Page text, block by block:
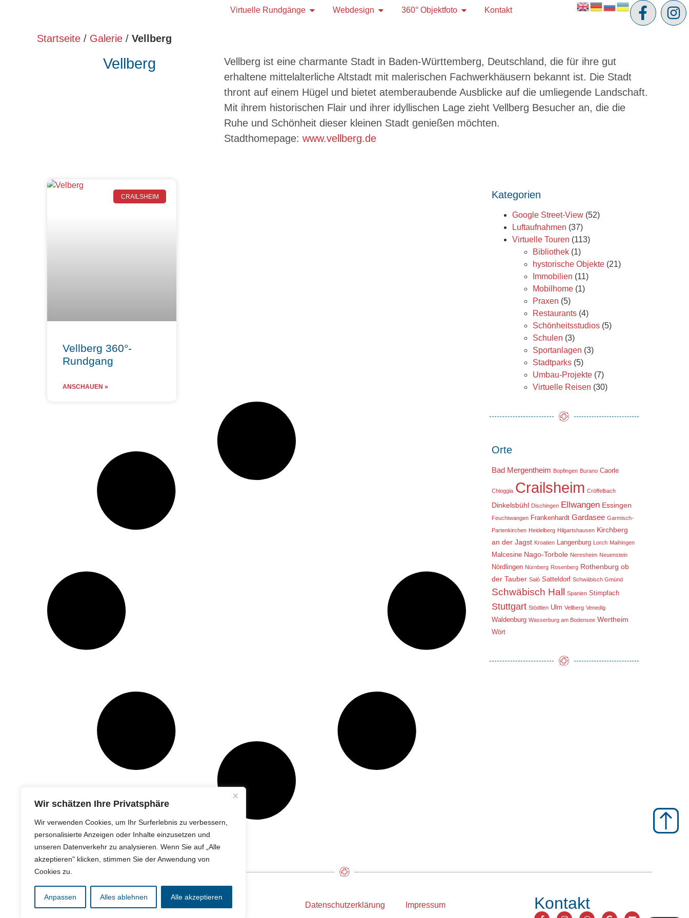
Wir schätzen Ihre Privatsphäre
Wir verwenden Cookies, um Ihr Surferlebnis zu verbessern,
personalisierte Anzeigen oder Inhalte einzusetzen und
unseren Datenverkehr zu analysieren. Wenn Sie auf „Alle
akzeptieren" klicken, stimmen Sie der Anwendung von
Cookies zu.
Anpassen Alles ablehnen Alle akzeptieren
Virtuelle Rundgänge Webdesign 360° Objektfoto Kontakt
Startseite / Galerie / Vellberg
Vellberg
Vellberg ist eine charmante Stadt in Baden-Württemberg, Deutschland, die für ihre gut
erhaltene mittelalterliche Altstadt mit malerischen Fachwerkhäusern bekannt ist. Die Stadt
thront auf einem Hügel und bietet atemberaubende Ausblicke auf die umliegende Landschaft.
Mit ihrem historischen Flair und ihrer idyllischen Lage zieht Vellberg Besucher an, die die
Ruhe und Schönheit dieser kleinen Stadt genießen möchten.
Stadthomepage: www.vellberg.de
CRAILSHEIM
Vellberg 360°-
Rundgang
ANSCHAUEN »
Kategorien
Google Street-View(52)
Luftaufnahmen (37)
Virtuelle Touren (113)
Bibliothek(1)
hystorische Objekte(21)
Immobilien (11)
Mobilhome(1)
Praxen (5)
Restaurants(4)
Schönheitsstudios(5)
Schulen (3)
Sportanlagen (3)
Stadtparks(5)
Umbau-Projekte(7)
Virtuelle Reisen (30)
Orte
Bad Mergentheim Bopfingen Burano Caorle
Chioggia Crailsheim Cröffelbach
Dinkelsbühl Dischingen Ellwangen Essingen
Feuchtwangen Frankenhardt Gardasee Garmisch-
Partenkirchen Heidelberg Hilgartshausen Kirchberg
an der Jagst Kroatien Langenburg Lorch Maihingen
Malcesine Nago-Torbole Neresheim Neuenstein
Nördlingen Nürnberg Rosenberg Rothenburg ob
der Tauber Salò Satteldorf Schwäbisch Gmünd
Schwäbisch Hall Spanien Stimpfach
Stuttgart Stödtlen Ulm Vellberg Venedig
Waldenburg Wasserburg am Bodensee Wertheim
Wört
© 2007-2026 Yevgeniy Bobyr Datenschutzerklärung Impressum Kontakt